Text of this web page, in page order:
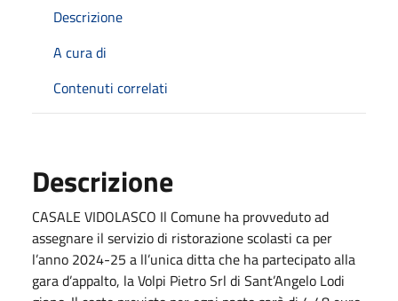
Descrizione
A cura di
Contenuti correlati
Descrizione
CASALE VIDOLASCO Il Comune ha provveduto ad
assegnare il servizio di ristorazione scolasti ca per
l’anno 2024-25 a ll’unica ditta che ha partecipato alla
gara d’appalto, la Volpi Pietro Srl di Sant’Angelo Lodi